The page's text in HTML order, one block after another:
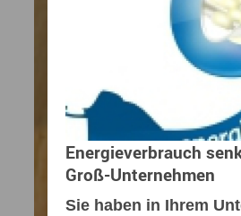
Energieverbrauch
Groß-Unternehmen
Sie haben in Ihrem